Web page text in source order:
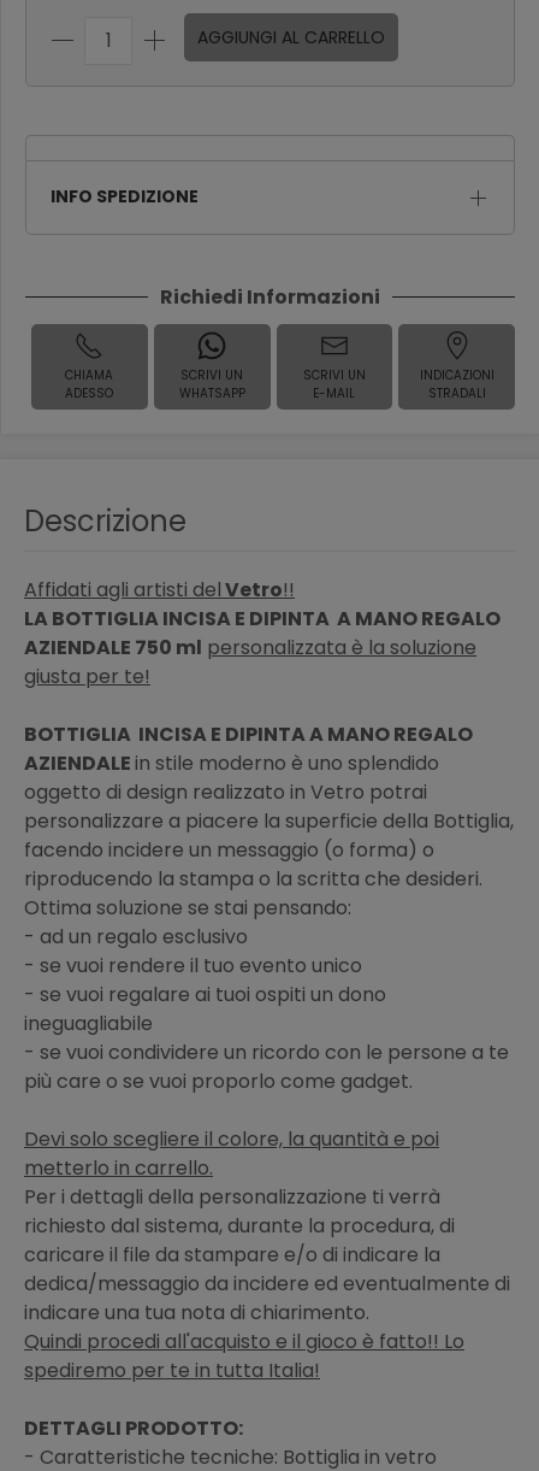
AGGIUNGI AL CARRELLO
INFO SPEDIZIONE
Richiedi Informazioni
CHIAMA
ADESSO
SCRIVI UN
WHATSAPP
SCRIVI UN
E-MAIL
INDICAZIONI
STRADALI
Descrizione
Affidati agli artisti delVetro!!
LA BOTTIGLIA INCISA E DIPINTA A MANO REGALO
AZIENDALE 750 ml personalizzata è la soluzione
giusta per te!
BOTTIGLIA INCISA E DIPINTA A MANO REGALO
AZIENDALEin stile moderno è uno splendido
oggetto di design realizzato in Vetro potrai
personalizzare a piacere la superficie della Bottiglia,
facendo incidere un messaggio (o forma) o
riproducendo la stampa o la scritta che desideri.
Ottima soluzione se stai pensando:
- ad un regalo esclusivo
- se vuoi rendere il tuo evento unico
- se vuoi regalare ai tuoi ospiti un dono
ineguagliabile
- se vuoi condividere un ricordo con le persone a te
più care o se vuoi proporlo come gadget.
Devi solo scegliere il colore, la quantità e poi
metterlo in carrello.
Per i dettagli della personalizzazione ti verrà
richiesto dal sistema, durante la procedura, di
caricare il file da stampare e/o di indicare la
dedica/messaggio da incidere ed eventualmente di
indicare una tua nota di chiarimento.
Quindi procedi all'acquisto e il gioco è fatto!! Lo
spediremo per te in tutta Italia!
DETTAGLI PRODOTTO:
- Caratteristiche tecniche: Bottiglia in vetro